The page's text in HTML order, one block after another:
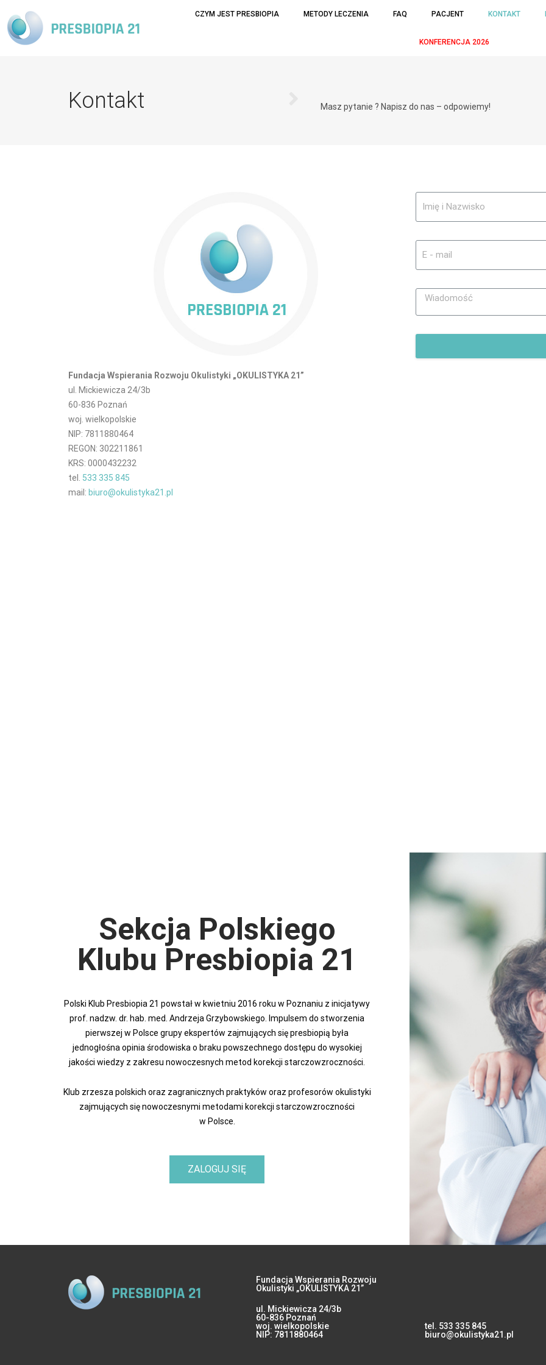
CZYM JEST PRESBIOPIA METODY LECZENIA FAQ PACJENT KONTAKT
KONFERENCJA 2026
Kontakt Masz pytanie ? Napisz do nas – odpowiemy!
Fundacja Wspierania Rozwoju Okulistyki „OKULISTYKA 21”
ul. Mickiewicza 24/3b
60-836 Poznań
woj. wielkopolskie
NIP: 7811880464
REGON: 302211861
KRS: 0000432232
tel. 533 335 845
mail: biuro@okulistyka21.pl
Sekcja Polskiego
Klubu Presbiopia 21
Polski Klub Presbiopia 21 powstał w kwietniu 2016 roku w Poznaniu z inicjatywy
prof. nadzw. dr. hab. med. Andrzeja Grzybowskiego. Impulsem do stworzenia
pierwszej w Polsce grupy ekspertów zajmujących się presbiopią była
jednogłośna opinia środowiska o braku powszechnego dostępu do wysokiej
jakości wiedzy z zakresu nowoczesnych metod korekcji starczowzroczności.
Klub zrzesza polskich oraz zagranicznych praktyków oraz profesorów okulistyki
zajmujących się nowoczesnymi metodami korekcji starczowzroczności
w Polsce.
ZALOGUJ SIĘ
Fundacja Wspierania Rozwoju
Okulistyki „OKULISTYKA 21”
ul. Mickiewicza 24/3b
60-836 Poznań
woj. wielkopolskie
NIP: 7811880464
tel. 533 335 845
biuro@okulistyka21.pl